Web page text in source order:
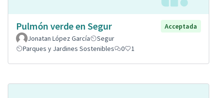
Pulmón verde en Segur
Acceptada
Jonatan López García
Segur
Parques y Jardines Sostenibles
0 1